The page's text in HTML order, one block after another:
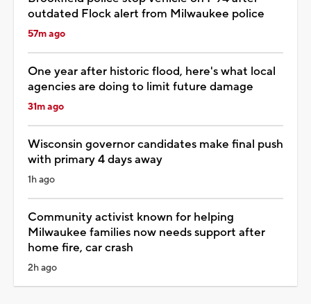
outdated Flock alert from Milwaukee police
57m ago
One year after historic flood, here's what local
agencies are doing to limit future damage
31m ago
Wisconsin governor candidates make final push
with primary 4 days away
1h ago
Community activist known for helping
Milwaukee families now needs support after
home fire, car crash
2h ago